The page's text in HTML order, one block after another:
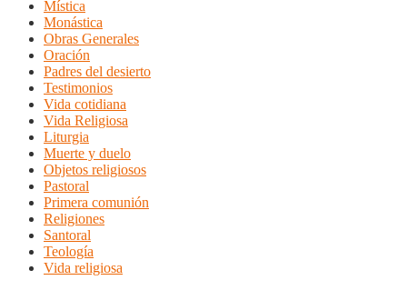
Mística
Monástica
Obras Generales
Oración
Padres del desierto
Testimonios
Vida cotidiana
Vida Religiosa
Liturgia
Muerte y duelo
Objetos religiosos
Pastoral
Primera comunión
Religiones
Santoral
Teología
Vida religiosa